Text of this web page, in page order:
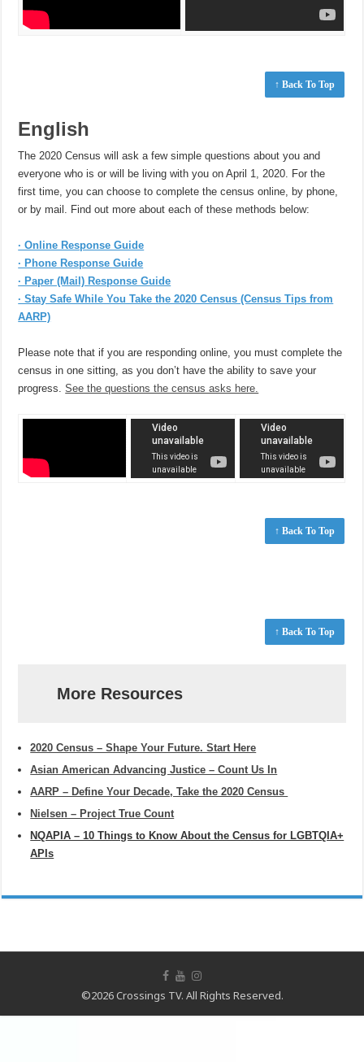
↑ Back To Top
English
The 2020 Census will ask a few simple questions about you and
everyone who is or will be living with you on April 1, 2020. For the
first time, you can choose to complete the census online, by phone,
or by mail. Find out more about each of these methods below:
· Online Response Guide
· Phone Response Guide
· Paper (Mail) Response Guide
· Stay Safe While You Take the 2020 Census (Census Tips from
AARP)
Please note that if you are responding online, you must complete the
census in one sitting, as you don’t have the ability to save your
progress.See the questions the census asks here.
↑ Back To Top
↑ Back To Top
More Resources
2020 Census – Shape Your Future. Start Here
Asian American Advancing Justice – Count Us In
AARP – Define Your Decade, Take the 2020 Census
Nielsen – Project True Count
NQAPIA – 10 Things to Know About the Census for LGBTQIA+
APIs
©2026 Crossings TV. All Rights Reserved.